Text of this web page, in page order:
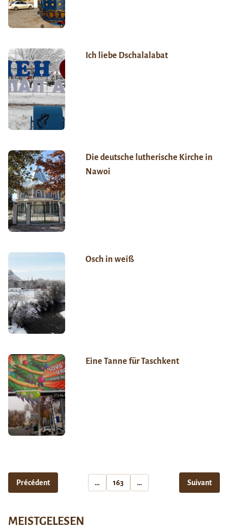
Ich liebe Dschalalabat
Die deutsche lutherische Kirche in
Nawoi
Osch in weiß
Eine Tanne für Taschkent
Précédent … 163 … Suivant
MEISTGELESEN